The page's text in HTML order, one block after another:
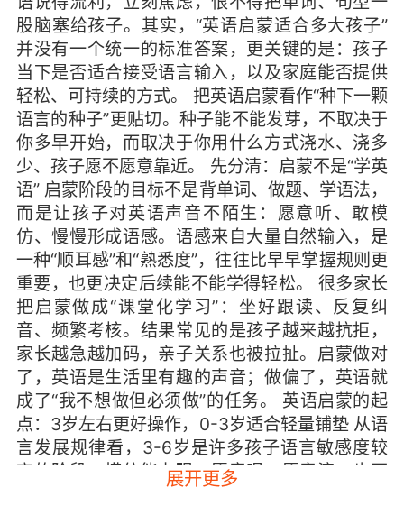
股脑塞给孩子。其实，“英语启蒙适合多大孩子”
并没有一个统一的标准答案，更关键的是：孩子
当下是否适合接受语言输入，以及家庭能否提供
轻松、可持续的方式。 把英语启蒙看作“种下一颗
语言的种子”更贴切。种子能不能发芽，不取决于
你多早开始，而取决于你用什么方式浇水、浇多
少、孩子愿不愿意靠近。 先分清：启蒙不是“学英
语” 启蒙阶段的目标不是背单词、做题、学语法，
而是让孩子对英语声音不陌生：愿意听、敢模
仿、慢慢形成语感。语感来自大量自然输入，是
一种“顺耳感”和“熟悉度”，往往比早早掌握规则更
重要，也更决定后续能不能学得轻松。 很多家长
把启蒙做成“课堂化学习”：坐好跟读、反复纠
音、频繁考核。结果常见的是孩子越来越抗拒，
家长越急越加码，亲子关系也被拉扯。启蒙做对
了，英语是生活里有趣的声音；做偏了，英语就
成了“我不想做但必须做”的任务。 英语启蒙的起
点：3岁左右更好操作，0-3岁适合轻量铺垫 从语
言发展规律看，3-6岁是许多孩子语言敏感度较
高的阶段：模仿能力强，愿意唱、愿意演，也更
容易把英语当成游戏的一部分。因此如果要给一
展开更多